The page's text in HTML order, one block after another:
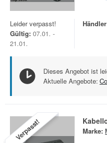
Leider verpasst!
Gültig: 07.01. -
21.01.
Dieses Angebot ist
Aktuelle Angebote:
Verpasst! Marke: